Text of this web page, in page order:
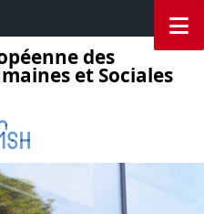
des
et Sociales